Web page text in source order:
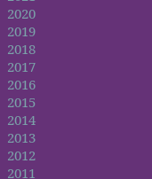
2020
2019
2018
2017
2016
2015
2014
2013
2012
2011